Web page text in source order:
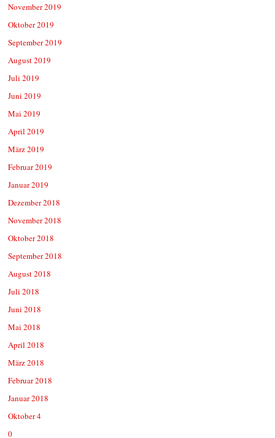
November 2019
Oktober 2019
September 2019
August 2019
Juli 2019
Juni 2019
Mai 2019
April 2019
März 2019
Februar 2019
Januar 2019
Dezember 2018
November 2018
Oktober 2018
September 2018
August 2018
Juli 2018
Juni 2018
Mai 2018
April 2018
März 2018
Februar 2018
Januar 2018
Oktober 4
0